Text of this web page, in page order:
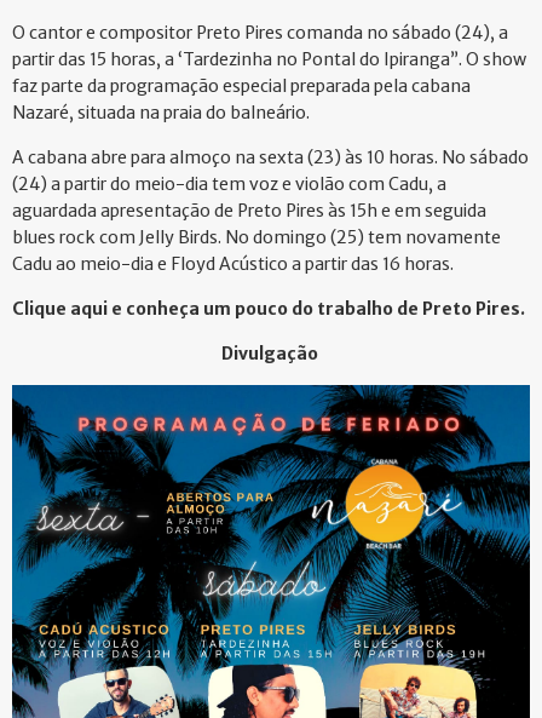
O cantor e compositor Preto Pires comanda no sábado (24), a
partir das 15 horas, a ‘Tardezinha no Pontal do Ipiranga”. O show
faz parte da programação especial preparada pela cabana
Nazaré, situada na praia do balneário.
A cabana abre para almoço na sexta (23) às 10 horas. No sábado
(24) a partir do meio-dia tem voz e violão com Cadu, a
aguardada apresentação de Preto Pires às 15h e em seguida
blues rock com Jelly Birds. No domingo (25) tem novamente
Cadu ao meio-dia e Floyd Acústico a partir das 16 horas.
Clique aqui e conheça um pouco do trabalho de Preto Pires.
Divulgação